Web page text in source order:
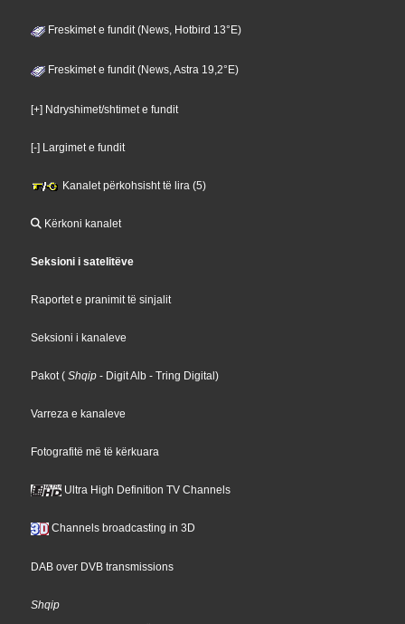
Freskimet e fundit (News, Hotbird 13°E)
Freskimet e fundit (News, Astra 19,2°E)
[+] Ndryshimet/shtimet e fundit
[-] Largimet e fundit
Kanalet përkohsisht të lira (5)
Kërkoni kanalet
Seksioni i satelitëve
Raportet e pranimit të sinjalit
Seksioni i kanaleve
Pakot( Shqip - Digit Alb - Tring Digital)
Varreza e kanaleve
Fotografitë më të kërkuara
Ultra High Definition TV Channels
Channels broadcasting in 3D
DAB over DVB transmissions
Shqip